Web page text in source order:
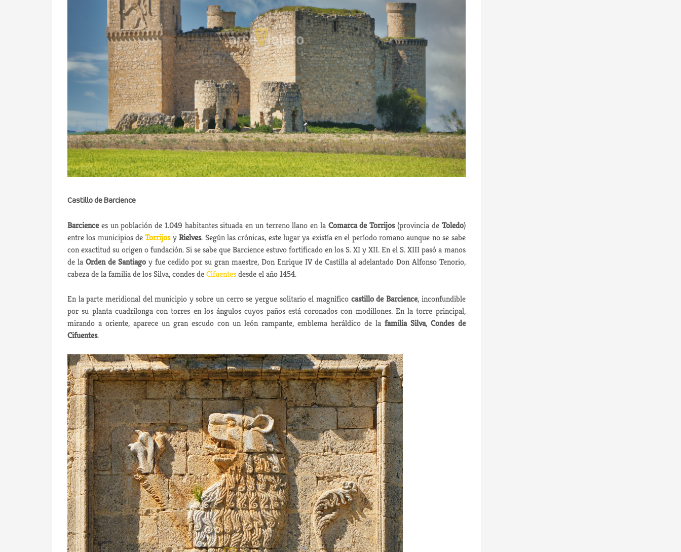
Castillo de Barcience
Barcience es un población de 1.049 habitantes situada en un terreno llano en la Comarca de Torrijos(provincia de Toledo)
entre los municipios deTorrijosyRielves. Según las crónicas, este lugar ya existía en el período romano aunque no se sabe
con exactitud su origen o fundación. Si se sabe que Barcience estuvo fortificado en los S. XI y XII. En el S. XIII pasó a manos
de la Orden de Santiagoy fue cedido por su gran maestre, Don Enrique IV de Castilla al adelantado Don Alfonso Tenorio,
cabeza de la familia de los Silva, condes deCifuentesdesde el año 1454.
En la parte meridional del municipio y sobre un cerro se yergue solitario el magnífico castillo de Barcience, inconfundible
por su planta cuadrilonga con torres en los ángulos cuyos paños está coronados con modillones. En la torre principal,
mirando a oriente, aparece un gran escudo con un león rampante, emblema heráldico de lafamilia Silva,Condes de
Cifuentes.